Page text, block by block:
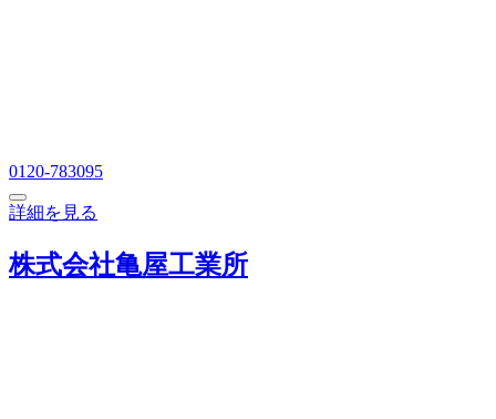
0120-783095
詳細を見る
株式会社亀屋工業所